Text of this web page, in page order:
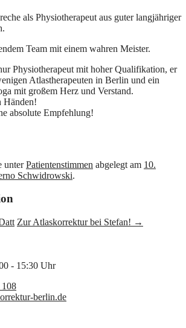
als Physiotherapeut aus guter langjähriger
Team mit einem wahren Meister.
Physiotherapeut mit hoher Qualifikation, er
Atlastherapeuten in Berlin und ein
mit großem Herz und Verstand.
Händen!
absolute Empfehlung!
unterPatientenstimmen abgelegt am 10.
Schwidrowski.
Zur Atlaskorrektur bei Stefan! →
- 15:30 Uhr
108
berlin.de